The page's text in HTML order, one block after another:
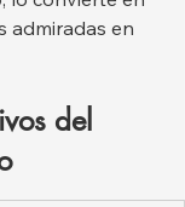
admiradas en
del